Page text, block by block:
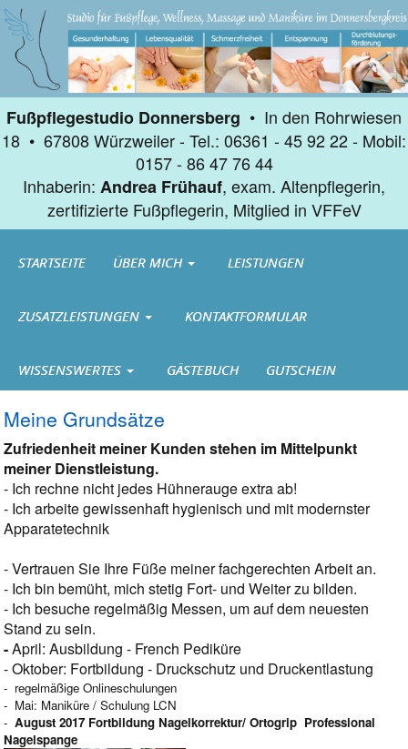
Fußpflegestudio Donnersberg • In den Rohrwiesen
18 • 67808 Würzweiler - Tel.: 06361 - 45 92 22 - Mobil:
0157 - 86 47 76 44
Inhaberin: Andrea Frühauf, exam. Altenpflegerin,
zertifizierte Fußpflegerin, Mitglied in VFFeV
STARTSEITE ÜBER MICH LEISTUNGEN
ZUSATZLEISTUNGEN KONTAKTFORMULAR
WISSENSWERTES GÄSTEBUCH GUTSCHEIN
Meine Grundsätze
Zufriedenheit meiner Kunden stehen im Mittelpunkt
meiner Dienstleistung.
- Ich rechne nicht jedes Hühnerauge extra ab!
- Ich arbeite gewissenhaft hygienisch und mit modernster
Apparatetechnik
- Vertrauen Sie Ihre Füße meiner fachgerechten Arbeit an.
- Ich bin bemüht, mich stetig Fort- und Weiter zu bilden.
- Ich besuche regelmäßig Messen, um auf dem neuesten
Stand zu sein.
-April: Ausbildung - French Pediküre
- Oktober: Fortbildung - Druckschutz und Druckentlastung
- regelmäßige Onlineschulungen
- Mai: Maniküre / Schulung LCN
-August 2017 Fortbildung Nagelkorrektur/ Ortogrip Professional
Nagelspange